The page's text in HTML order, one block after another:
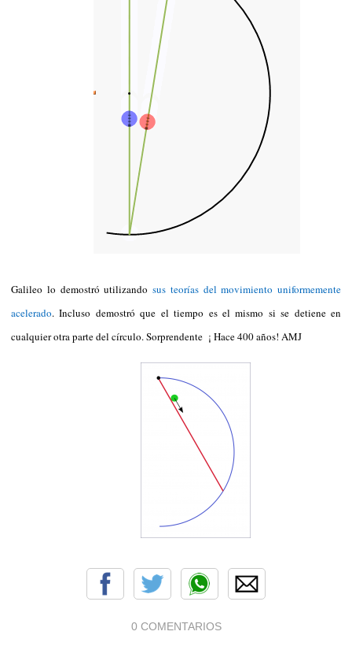
Galileo lo demostró utilizando sus teorías del movimiento uniformemente
acelerado. Incluso demostró que el tiempo es el mismo si se detiene en
cualquier otra parte del círculo. Sorprendente ¡ Hace 400 años! AMJ
0 COMENTARIOS